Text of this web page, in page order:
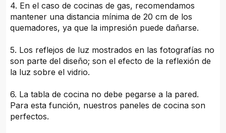
4. En el caso de cocinas de gas, recomendamos
mantener una distancia mínima de 20 cm de los
quemadores, ya que la impresión puede dañarse.
5. Los reflejos de luz mostrados en las fotografías no
son parte del diseño; son el efecto de la reflexión de
la luz sobre el vidrio.
6. La tabla de cocina no debe pegarse a la pared.
Para esta función, nuestros paneles de cocina son
perfectos.